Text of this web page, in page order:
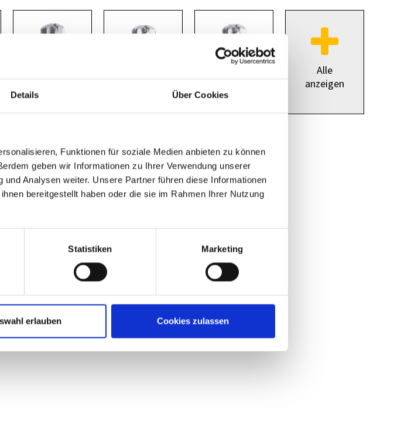
Details Über Cookies
Funktionen für soziale Medien anbieten zu können
geben wir Informationen zu Ihrer Verwendung unserer
Analysen weiter. Unsere Partner führen diese Informationen
bereitgestellt haben oder die sie im Rahmen Ihrer Nutzung
Statistiken Marketing
erlauben Cookies zulassen
hier finden Sie
passende
Anhänger mit
Öse
Alle
anzeigen